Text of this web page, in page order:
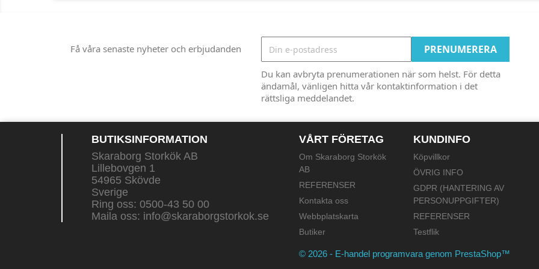
Få våra senaste nyheter och erbjudanden
Du kan avbryta prenumerationen när som helst. För detta
ändamål, vänligen hitta vår kontaktinformation i det
rättsliga meddelandet.
BUTIKSINFORMATION
Skaraborg Storkök AB
Lillebovgen 1
54965 Skövde
Sverige
Ring oss: 0500-43 50 00
Maila oss: info@skaraborgstorkok.se
VÅRT FÖRETAG
Om Skaraborg Storkök
AB
REFERENSER
Kontakta oss
Webbplatskarta
Butiker
KUNDINFO
Köpvillkor
ÖVRIG INFO
GDPR (HANTERING AV
PERSONUPPGIFTER)
REFERENSER
Testflik
© 2026 - E-handel programvara genom PrestaShop™